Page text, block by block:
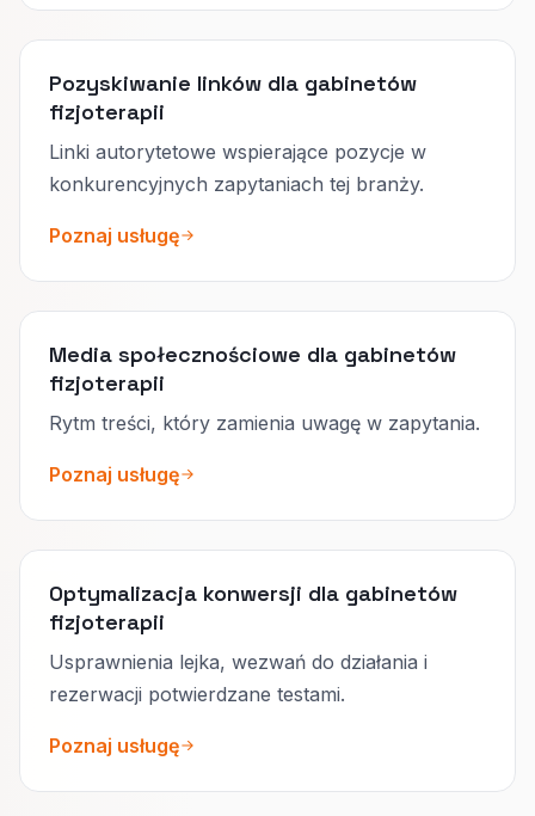
Pozyskiwanie linków dla gabinetów
fizjoterapii
Linki autorytetowe wspierające pozycje w
konkurencyjnych zapytaniach tej branży.
Poznaj usługę
Media społecznościowe dla gabinetów
fizjoterapii
Rytm treści, który zamienia uwagę w zapytania.
Poznaj usługę
Optymalizacja konwersji dla gabinetów
fizjoterapii
Usprawnienia lejka, wezwań do działania i
rezerwacji potwierdzane testami.
Poznaj usługę